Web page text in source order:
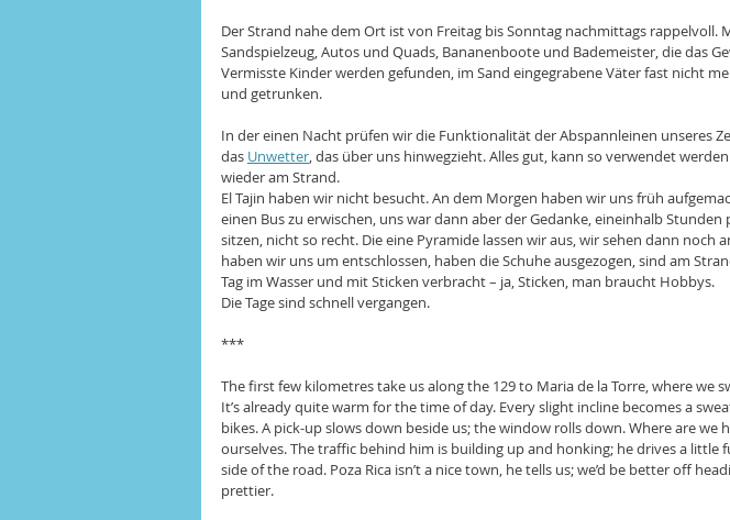
Der Strand nahe dem Ort ist von Freitag bis Sonntag nachmittags rappelvoll.
Sandspielzeug, Autos und Quads, Bananenboote und Bademeister, die das
Vermisste Kinder werden gefunden, im Sand eingegrabene Väter fast nicht
und getrunken.
In der einen Nacht prüfen wir die Funktionalität der Abspannleinen unseres
das Unwetter, das über uns hinwegzieht. Alles gut, kann so verwendet
wieder am Strand.
El Tajin haben wir nicht besucht. An dem Morgen haben wir uns früh
einen Bus zu erwischen, uns war dann aber der Gedanke, eineinhalb Stunden
sitzen, nicht so recht. Die eine Pyramide lassen wir aus, wir sehen dann noch
haben wir uns um entschlossen, haben die Schuhe ausgezogen, sind am
Tag im Wasser und mit Sticken verbracht – ja, Sticken, man braucht Hobbys.
Die Tage sind schnell vergangen.
***
The first few kilometres take us along the 129 to Maria de la Torre, where we
It’s already quite warm for the time of day. Every slight incline becomes a
bikes. A pick-up slows down beside us; the window rolls down. Where are we
ourselves. The traffic behind him is building up and honking; he drives a little
side of the road. Poza Rica isn’t a nice town, he tells us; we’d be better off
prettier.